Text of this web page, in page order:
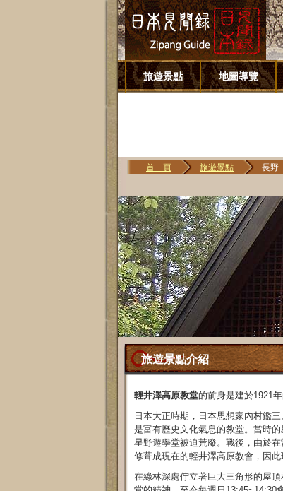
旅遊景點 地圖導覽
首 頁 旅遊景點 長野
旅遊景點介紹
輕井澤高原教堂的前身是建於1921
日本大正時期，日本思想家內村鑑
是富有歷史文化氣息的教堂。當時
星野遊學堂被迫荒廢。戰後，由於
修葺成現在的輕井澤高原教會，因
在綠林深處佇立著巨大三角形的屋